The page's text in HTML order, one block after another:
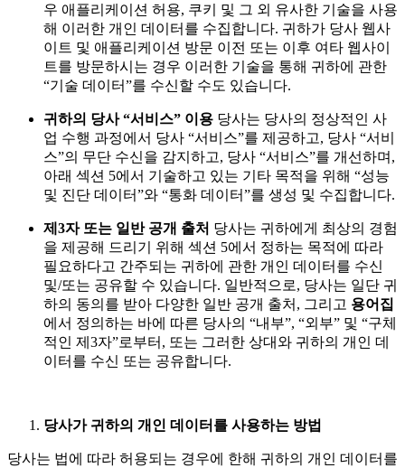
우 애플리케이션 허용, 쿠키 및 그 외 유사한 기술을 사용
해 이러한 개인 데이터를 수집합니다. 귀하가 당사 웹사
이트 및 애플리케이션 방문 이전 또는 이후 여타 웹사이
트를 방문하시는 경우 이러한 기술을 통해 귀하에 관한
“기술 데이터”를 수신할 수도 있습니다.
귀하의 당사 “서비스” 이용 당사는 당사의 정상적인 사
업 수행 과정에서 당사 “서비스”를 제공하고, 당사 “서비
스”의 무단 수신을 감지하고, 당사 “서비스”를 개선하며,
아래 섹션 5에서 기술하고 있는 기타 목적을 위해 “성능
및 진단 데이터”와 “통화 데이터”를 생성 및 수집합니다.
제3자 또는 일반 공개 출처 당사는 귀하에게 최상의 경험
을 제공해 드리기 위해 섹션 5에서 정하는 목적에 따라
필요하다고 간주되는 귀하에 관한 개인 데이터를 수신
및/또는 공유할 수 있습니다. 일반적으로, 당사는 일단 귀
하의 동의를 받아 다양한 일반 공개 출처, 그리고 용어집
에서 정의하는 바에 따른 당사의 “내부”, “외부” 및 “구체
적인 제3자”로부터, 또는 그러한 상대와 귀하의 개인 데
이터를 수신 또는 공유합니다.
당사가 귀하의 개인 데이터를 사용하는 방법
당사는 법에 따라 허용되는 경우에 한해 귀하의 개인 데이터를